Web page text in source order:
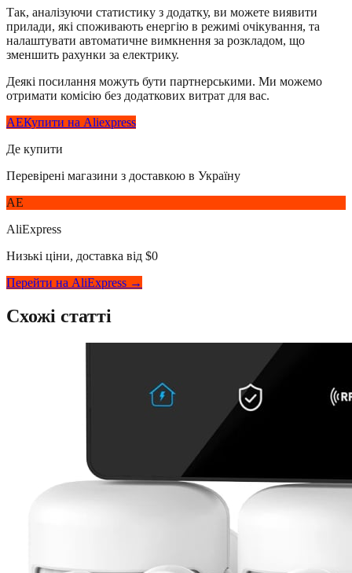
Так, аналізуючи статистику з додатку, ви можете виявити
прилади, які споживають енергію в режимі очікування, та
налаштувати автоматичне вимкнення за розкладом, що
зменшить рахунки за електрику.
Деякі посилання можуть бути партнерськими. Ми можемо
отримати комісію без додаткових витрат для вас.
AEКупити на Aliexpress
Де купити
Перевірені магазини з доставкою в Україну
AE
AliExpress
Низькі ціни, доставка від $0
Перейти на AliExpress →
Схожі статті